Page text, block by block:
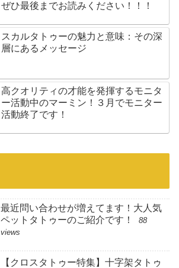
ぜひ最後までお読みください！！！
スカルタトゥーの魅力と意味：その深
層にあるメッセージ
高クオリティの才能を発揮するモニタ
ー活動中のマーミン！３月でモニター
活動終了です！
最近問い合わせが増えてます！大人気
ペットタトゥーのご紹介です！
88
views
【クロスタトゥー特集】十字架タトゥ